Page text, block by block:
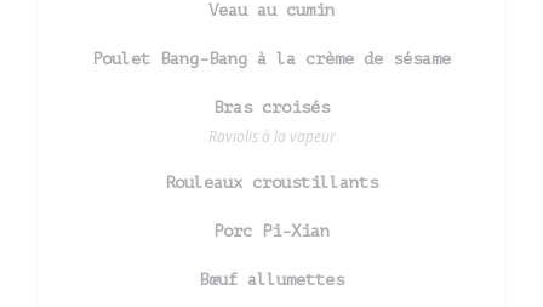
Veau au cumin
Poulet Bang-Bang à la crème de sésame
Bras croisés
Raviolis à la vapeur
Rouleaux croustillants
Porc Pi-Xian
Bœuf allumettes